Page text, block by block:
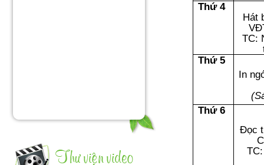
Thứ 4
Hát
TC:
Thứ 5
In
Thứ 6
Đọc